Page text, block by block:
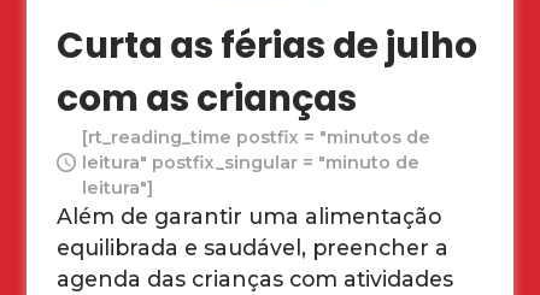
Curta as férias de julho
com as crianças
[rt_reading_time postfix = "minutos de
leitura" postfix_singular = "minuto de
leitura"]
Além de garantir uma alimentação
equilibrada e saudável, preencher a
agenda das crianças com atividades